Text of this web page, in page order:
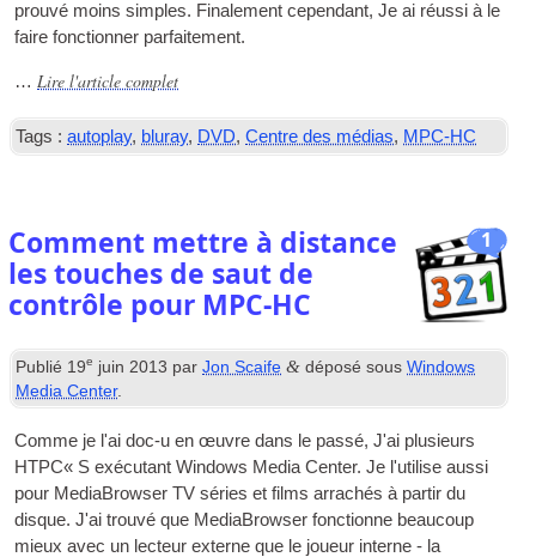
prouvé moins simples. Finalement cependant, Je ai réussi à le
faire fonctionner parfaitement.
… Lire l'article complet
Tags : autoplay, bluray, DVD,Centre des médias, MPC-HC
1
Comment mettre à distance
les touches de saut de
contrôle pour MPC-HC
Publié 19e juin 2013 parJon Scaife & déposé sousWindows
Media Center.
Comme je l'ai doc-u en œuvre dans le passé, J'ai plusieurs
HTPC« S exécutant Windows Media Center. Je l'utilise aussi
pour MediaBrowserTV séries et films arrachés à partir du
disque. J'ai trouvé que MediaBrowser fonctionne beaucoup
mieux avec un lecteur externe que le joueur interne - la